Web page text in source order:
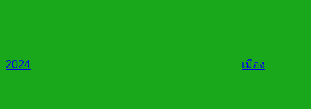
2024 เมือง